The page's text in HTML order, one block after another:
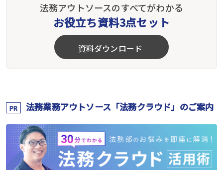
法務アウトソースのすべてがわかる
お役立ち資料3点セット
資料ダウンロード
PR 法務業務アウトソース「法務クラウド」のご案内